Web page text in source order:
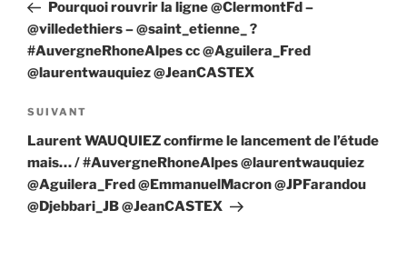
l’article
Pourquoi rouvrir la ligne @ClermontFd –
@villedethiers – @saint_etienne_ ?
#AuvergneRhoneAlpes cc @Aguilera_Fred
@laurentwauquiez @JeanCASTEX
Article
suivant
SUIVANT
Laurent WAUQUIEZ confirme le lancement de l’étude
mais… / #AuvergneRhoneAlpes @laurentwauquiez
@Aguilera_Fred @EmmanuelMacron @JPFarandou
@Djebbari_JB @JeanCASTEX